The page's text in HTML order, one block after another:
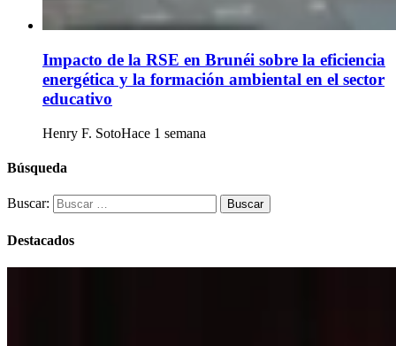
Impacto de la RSE en Brunéi sobre la eficiencia
energética y la formación ambiental en el sector
educativo
Henry F. SotoHace 1 semana
Búsqueda
Buscar:
Destacados